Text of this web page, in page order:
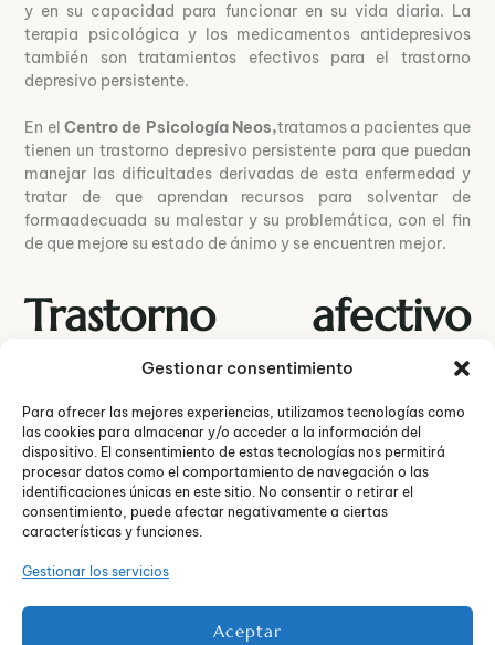
Gestionar consentimiento
Para ofrecer las mejores experiencias, utilizamos tecnologías como
las cookies para almacenar y/o acceder a la información del
dispositivo. El consentimiento de estas tecnologías nos permitirá
procesar datos como el comportamiento de navegación o las
identificaciones únicas en este sitio. No consentir o retirar el
consentimiento, puede afectar negativamente a ciertas
características y funciones.
Gestionar los servicios
Aceptar
y en su capacidad para funcionar en su vida diaria. La
terapia psicológica y los medicamentos antidepresivos
también son tratamientos efectivos para el trastorno
depresivo persistente.
En el Centro de Psicología Neos,tratamos a pacientes que
tienen un trastorno depresivo persistente para que puedan
manejar las dificultades derivadas de esta enfermedad y
tratar de que aprendan recursos para solventar de
formaadecuada su malestar y su problemática, con el fin
de que mejore su estado de ánimo y se encuentren mejor.
Trastorno afectivo
estacional:
El trastorno afectivo estacional es un tipo de depresión que
ocurre durante ciertas épocas del año, generalmente en
invierno.
El trastorno afectivo estacional está relacionado con la
falta de luz solar en invierno y puede ser tratado
eficazmente con terapia de luz, terapia psicológica y
Centro de Psicología Neos